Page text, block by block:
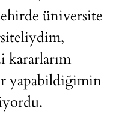
üniversite
kararlarım
yapabildiğimin